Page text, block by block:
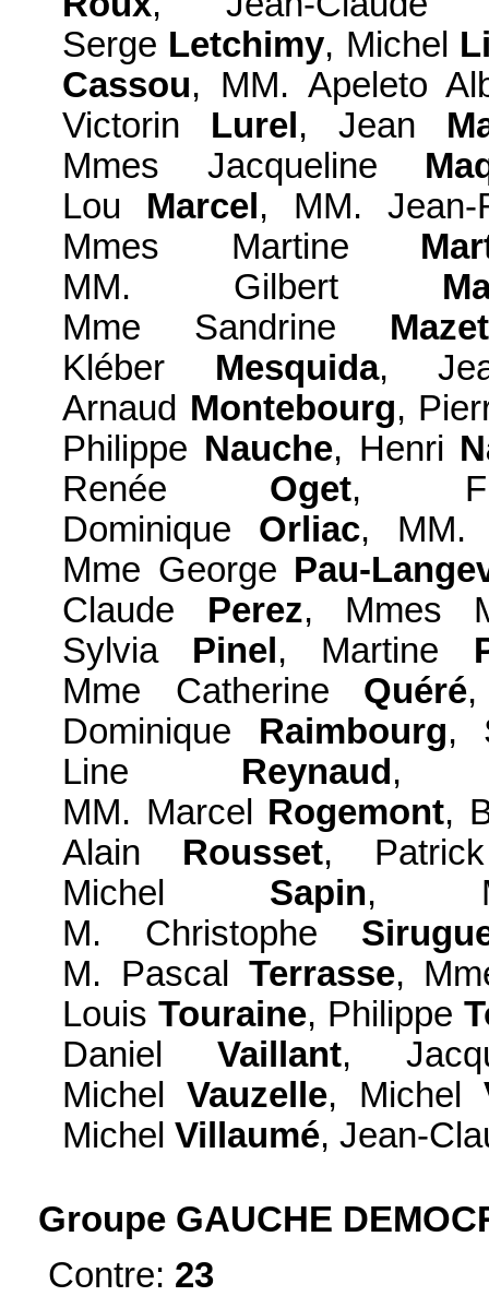
Serge Letchimy, Michel
Cassou, MM. Apeleto
Victorin Lurel , Jean
Mmes Jacqueline
Lou Marcel , MM.
Mmes Martine
MM. Gilbert
Mme Sandrine
Kléber Mesquida,
Arnaud Montebourg,
Philippe Nauche, Henri
Renée Oget,
Dominique Orliac, MM.
Mme George Pau-
Claude Perez, Mmes
Sylvia Pinel , Martine
Mme Catherine Quéré
Dominique Raimbourg,
Line Reynaud,
MM. Marcel Rogemont,
Alain Rousset,
Michel Sapin,
M. Christophe
M. Pascal Terrasse,
Louis Touraine, Philippe
DanielVaillant,
MichelVauzelle, Michel
MichelVillaumé, Jean-
Groupe GAUCHE
Contre: 23